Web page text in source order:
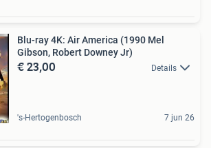
Blu-ray 4K: Air America (1990 Mel
Gibson, Robert Downey Jr)
€ 23,00 Details
's-Hertogenbosch 7 jun 26